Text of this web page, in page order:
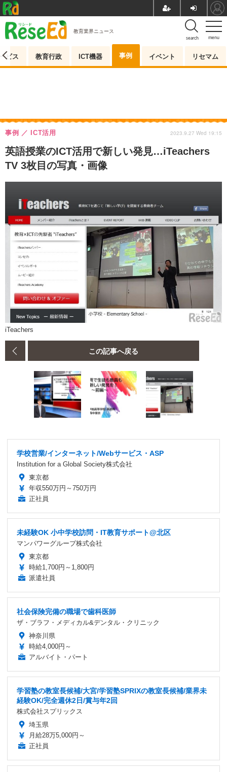
menu
search
教育業界ニュース
ビス 教育行政 ICT機器 事例 イベント リセマム
英語授業のICT活用で新しい発見…iTeachers
TV 3枚目の写真・画像
事例 ICT活用 2023.9.27 Wed 19:15
iTeachers
この記事へ戻る
学校営業/インターネット/Webサービス・ASP
Institution for a Global Society株式会社
東京都
年収550万円～750万円
正社員
未経験OK 小中学校訪問・IT教育サポート@北区
マンパワーグループ株式会社
東京都
時給1,700円～1,800円
派遣社員
社会保険完備の職場で歯科医師
ザ・ブラフ・メディカル&デンタル・クリニック
神奈川県
時給4,000円～
アルバイト・パート
学習塾の教室長候補/大宮/学習塾SPRIXの教室長候補/業界未
経験OK/完全週休2日/賞与年2回
株式会社スプリックス
埼玉県
月給28万5,000円～
正社員